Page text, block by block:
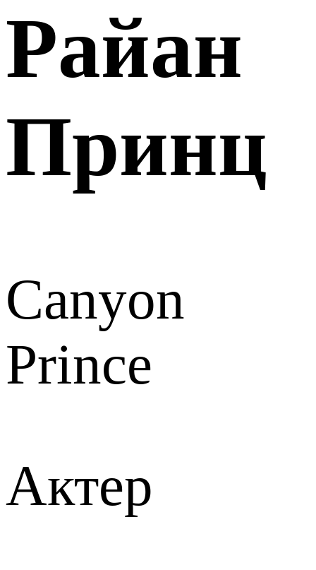
Райан
Принц
Canyon
Prince
Актер